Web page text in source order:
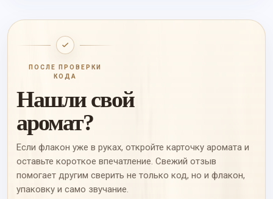
ПОСЛЕ ПРОВЕРКИ
КОДА
Нашли свой
аромат?
Если флакон уже в руках, откройте карточку аромата и
оставьте короткое впечатление. Свежий отзыв
помогает другим сверить не только код, но и флакон,
упаковку и само звучание.